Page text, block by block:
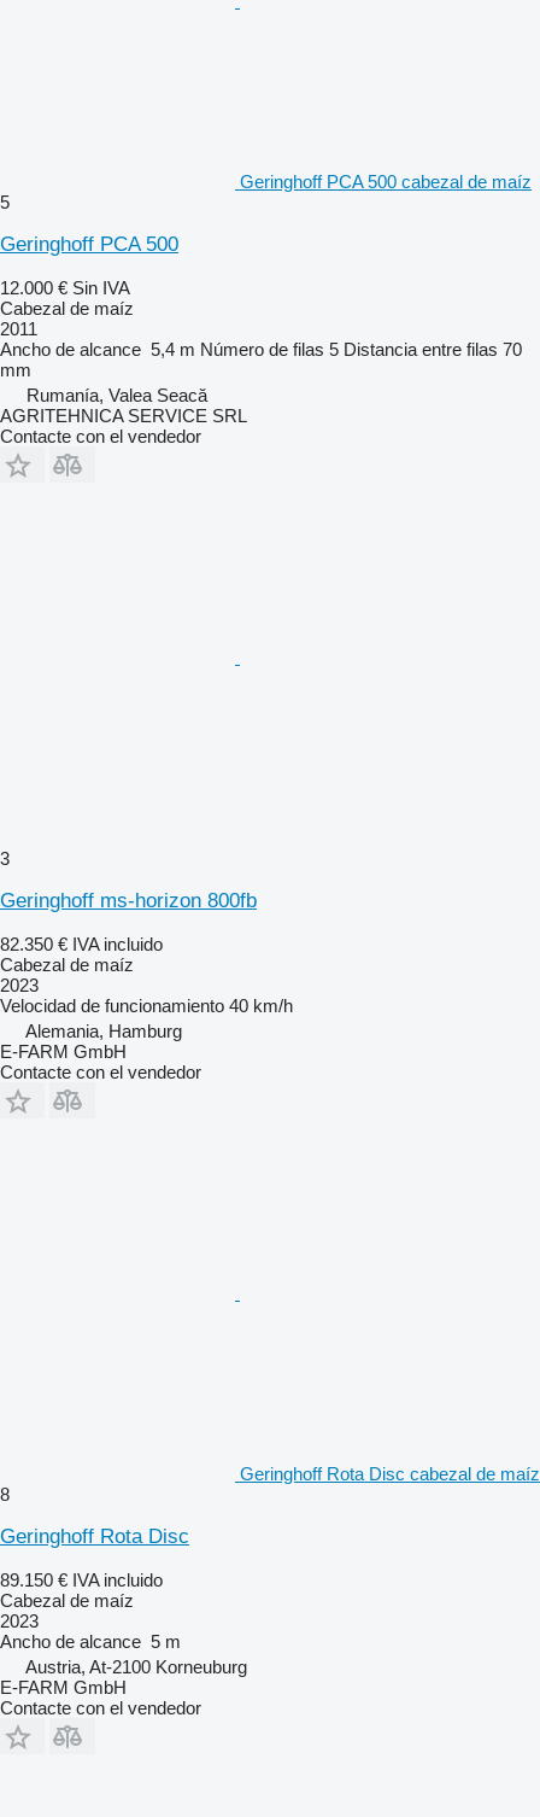
Geringhoff PCA 500 cabezal de maíz
5
Geringhoff PCA 500
12.000 € Sin IVA
Cabezal de maíz
2011
Ancho de alcance 5,4 m Número de filas 5 Distancia entre filas 70
mm
Rumanía, Valea Seacă
AGRITEHNICA SERVICE SRL
Contacte con el vendedor
3
Geringhoff ms-horizon 800fb
82.350 € IVA incluido
Cabezal de maíz
2023
Velocidad de funcionamiento 40 km/h
Alemania, Hamburg
E-FARM GmbH
Contacte con el vendedor
Geringhoff Rota Disc cabezal de maíz
8
Geringhoff Rota Disc
89.150 € IVA incluido
Cabezal de maíz
2023
Ancho de alcance 5 m
Austria, At-2100 Korneuburg
E-FARM GmbH
Contacte con el vendedor